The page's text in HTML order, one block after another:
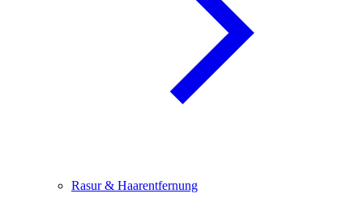
Rasur & Haarentfernung